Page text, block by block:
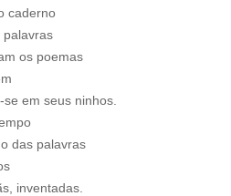
caderno
palavras
os poemas
em seus ninhos.
das palavras
inventadas.